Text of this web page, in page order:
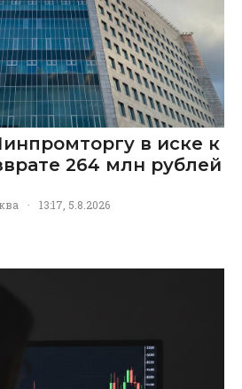
в иске к
264 млн рублей
· 13:17, 5.8.2026